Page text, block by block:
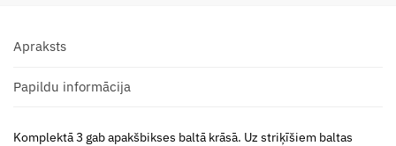
Apraksts
Papildu informācija
Komplektā 3 gab apakšbikses baltā krāsā. Uz striķīšiem baltas